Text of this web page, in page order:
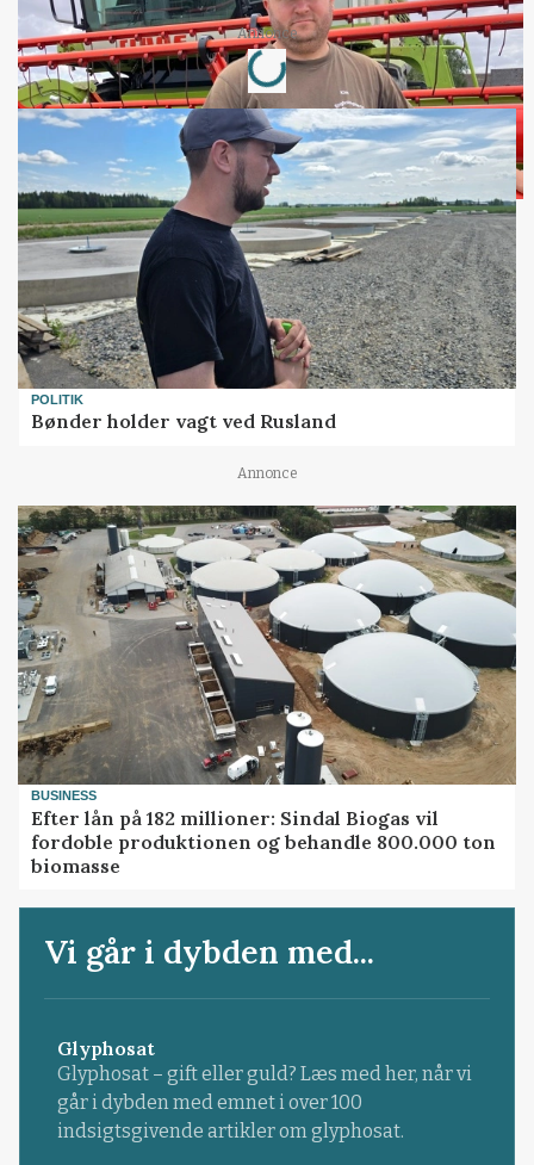
Annonce
Loading...
POLITIK
Bønder holder vagt ved Rusland
Annonce
BUSINESS
Efter lån på 182 millioner: Sindal Biogas vil
fordoble produktionen og behandle 800.000 ton
biomasse
Vi går i dybden med...
Glyphosat
Glyphosat – gift eller guld? Læs med her, når vi
går i dybden med emnet i over 100
indsigtsgivende artikler om glyphosat.